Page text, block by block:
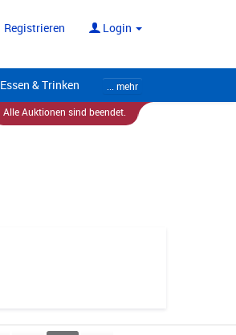
Registrieren Login
Essen & Trinken
... mehr
Alle Auktionen sind beendet.